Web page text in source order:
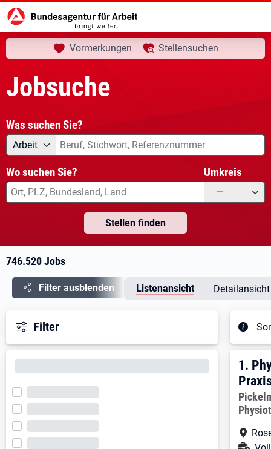
Startseite Jobsuche aktuelle Seite:
Ihre Suche
Vormerkungen Stellensuchen
Jobsuche
Was suchen Sie?
Angebotsart
Arbeit Was suchen Sie?
Wo suchen Sie? Umkreis
—
Stellen finden
746.520 Jobs
Filter ausblenden Listenansicht Detailansicht
Filter
1.
1.